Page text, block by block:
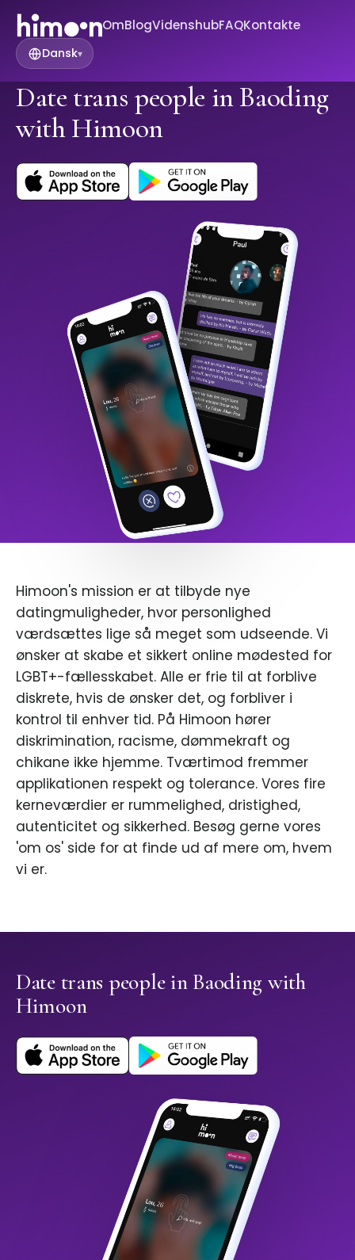
OmBlogVidenshubFAQKontakte
Dansk▾
Date trans people in Baoding
with Himoon
Himoon's mission er at tilbyde nye
datingmuligheder, hvor personlighed
værdsættes lige så meget som udseende. Vi
ønsker at skabe et sikkert online mødested for
LGBT+-fællesskabet. Alle er frie til at forblive
diskrete, hvis de ønsker det, og forbliver i
kontrol til enhver tid. På Himoon hører
diskrimination, racisme, dømmekraft og
chikane ikke hjemme. Tværtimod fremmer
applikationen respekt og tolerance. Vores fire
kerneværdier er rummelighed, dristighed,
autenticitet og sikkerhed. Besøg gerne vores
'om os' side for at finde ud af mere om, hvem
vi er.
Date trans people in Baoding with
Himoon